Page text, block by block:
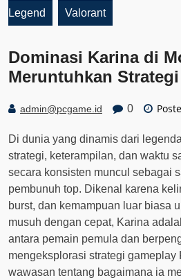
Legend Valorant
Dominasi Karina di
Meruntuhkan
admin@pcgame.id 0
Di dunia yang dinamis dari
strategi, keterampilan, dan waktu
secara konsisten muncul sebagai
pembunuh top. Dikenal karena
burst, dan kemampuan luar biasa
musuh dengan cepat, Karina
antara pemain pemula dan
mengeksplorasi strategi gameplay
wawasan tentang bagaimana ia